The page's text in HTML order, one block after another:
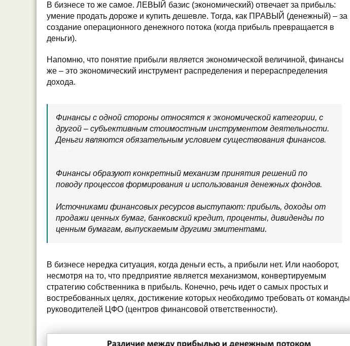
В бизнесе то же самое. ЛЕВЫЙ базис (экономический) отвечает за прибыль:
умение продать дороже и купить дешевле. Тогда, как ПРАВЫЙ (денежный) – за
создание операционного денежного потока (когда прибыль превращается в
деньги).
Напомню, что понятие прибыли является экономической величиной, финансы
же – это экономический инструмент распределения и перераспределения
дохода.
Финансы с одной стороны относятся к экономической категории, с
другой – субъективным стоимостным инструментом деятельности.
Деньги являются обязательным условием существования финансов.
Финансы образуют конкретный механизм принятия решений по
поводу процессов формирования и использования денежных фондов.
Источниками финансовых ресурсов выступают: прибыль, доходы от
продажи ценных бумаг, банковский кредит, проценты, дивиденды по
ценным бумагам, выпускаемым другими эмитентами.
В бизнесе нередка ситуация, когда деньги есть, а прибыли нет. Или наоборот,
несмотря на то, что предприятие является механизмом, конвертируемым
стратегию собственника в прибыль. Конечно, речь идет о самых простых и
востребованных целях, достижение которых необходимо требовать от команды
руководителей ЦФО (центров финансовой ответственности).